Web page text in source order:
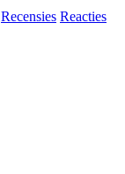
Recensies Reacties